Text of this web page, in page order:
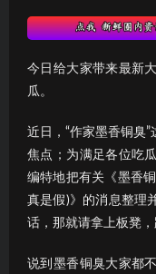
今日给大家带来最新
瓜。
近日，“作家墨香铜臭
焦点；为满足各位吃
编特地把有关《墨香铜
真是假)》的消息整理
话，那就请拿上板凳
说到墨香铜臭大家都